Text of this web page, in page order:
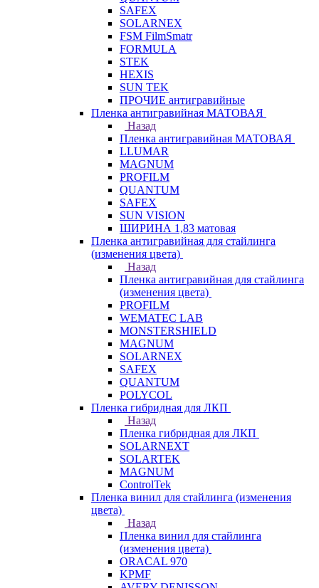
SAFEX
SOLARNEX
FSM FilmSmatr
FORMULA
STEK
HEXIS
SUN TEK
ПРОЧИЕ антигравийные
Пленка антигравийная МАТОВАЯ
Назад
Пленка антигравийная МАТОВАЯ
LLUMAR
MAGNUM
PROFILM
QUANTUM
SAFEX
SUN VISION
ШИРИНА 1,83 матовая
Пленка антигравийная для стайлинга
(изменения цвета)
Назад
Пленка антигравийная для стайлинга
(изменения цвета)
PROFILM
WEMATEC LAB
MONSTERSHIELD
MAGNUM
SOLARNEX
SAFEX
QUANTUM
POLYCOL
Пленка гибридная для ЛКП
Назад
Пленка гибридная для ЛКП
SOLARNEXT
SOLARTEK
MAGNUM
ControlTek
Пленка винил для стайлинга (изменения
цвета)
Назад
Пленка винил для стайлинга
(изменения цвета)
ORACAL 970
KPMF